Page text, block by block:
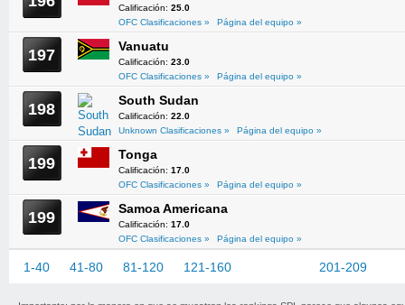
Calificación: 25.0
OFC Clasificaciones »
Página del equipo »
197 Vanuatu
Calificación: 23.0
OFC Clasificaciones »
Página del equipo »
198 South Sudan
Calificación: 22.0
Unknown Clasificaciones »
Página del equipo »
199 Tonga
Calificación: 17.0
OFC Clasificaciones »
Página del equipo »
199 Samoa Americana
Calificación: 17.0
OFC Clasificaciones »
Página del equipo »
1-40 41-80 81-120 121-160 201-209